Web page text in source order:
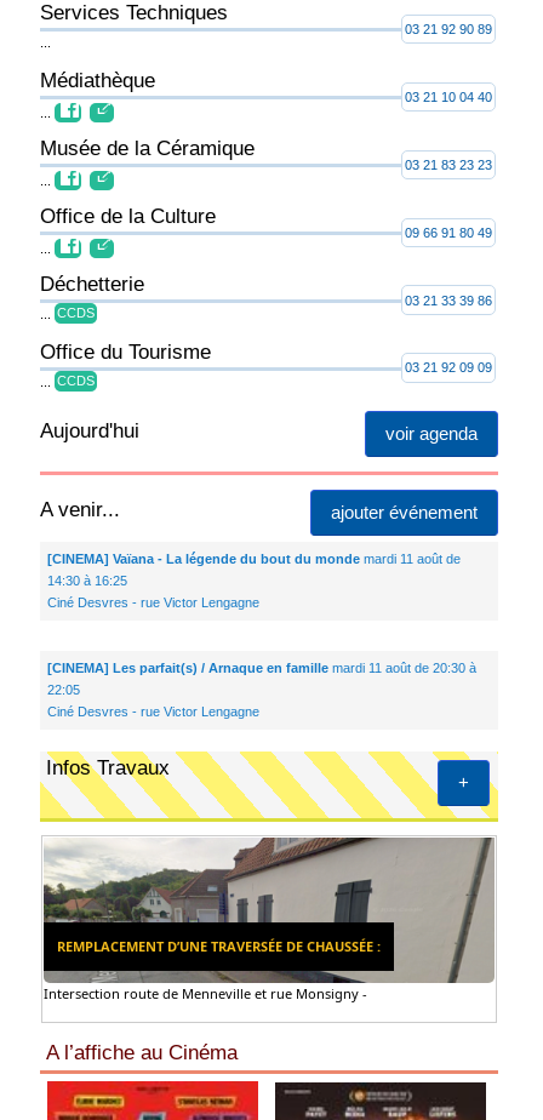
Services Techniques
...
03 21 92 90 89
Médiathèque
03 21 10 04 40
Musée de la Céramique
03 21 83 23 23
Office de la Culture
09 66 91 80 49
Déchetterie
CCDS
03 21 33 39 86
Office du Tourisme
CCDS
03 21 92 09 09
voir agenda
Aujourd'hui
A venir... ajouter événement
[CINEMA] Vaïana - La légende du bout du mondemardi 11 août de
14:30 à 16:25
Ciné Desvres - rue Victor Lengagne
[CINEMA] Les parfait(s) / Arnaque en famillemardi 11 août de 20:30 à
22:05
Ciné Desvres - rue Victor Lengagne
+
Infos Travaux
REMPLACEMENT D’UNE TRAVERSÉE DE CHAUSSÉE :
Intersection route de Menneville et rue Monsigny -
A l’affiche au Cinéma